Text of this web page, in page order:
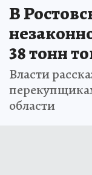
В
38 тонн
Власти
области